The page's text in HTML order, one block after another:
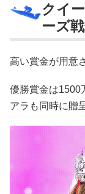
クイ
ーズ
高い賞金が用意
優勝賞金は1500
アラも同時に贈